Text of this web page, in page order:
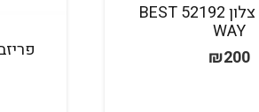
בריכה עם צלון 52192 BEST
WAY
₪200